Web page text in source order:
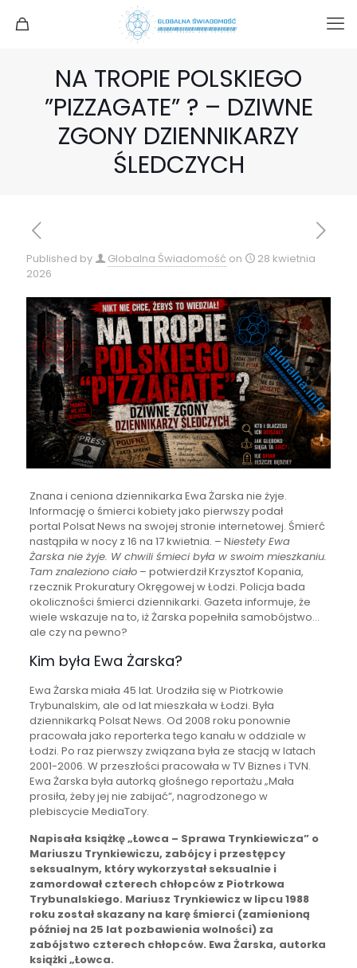
NA TROPIE POLSKIEGO
”PIZZAGATE” ? – DZIWNE
ZGONY DZIENNIKARZY
ŚLEDCZYCH
Published by Globalna Świadomość on
28 kwietnia
2026
Znana i ceniona dziennikarka Ewa Żarska nie żyje.
Informację o śmierci kobiety jako pierwszy podał
portal Polsat News na swojej stronie internetowej. Śmierć
nastąpiła w nocy z 16 na 17 kwietnia. – Niestety Ewa
Żarska nie żyje. W chwili śmieci była w swoim mieszkaniu.
Tam znaleziono ciało– potwierdził Krzysztof Kopania,
rzecznik Prokuratury Okręgowej w Łodzi. Policja bada
okoliczności śmierci dziennikarki. Gazeta informuje, że
wiele wskazuje na to, iż Żarska popełniła samobójstwo…
ale czy na pewno?
Kim była Ewa Żarska?
Ewa Żarska miała 45 lat. Urodziła się w Piotrkowie
Trybunalskim, ale od lat mieszkała w Łodzi. Była
dziennikarką Polsat News. Od 2008 roku ponownie
pracowała jako reporterka tego kanału w oddziale w
Łodzi. Po raz pierwszy związana była ze stacją w latach
2001-2006. W przeszłości pracowała w TV Biznes i TVN.
Ewa Żarska była autorką głośnego reportażu „Mała
prosiła, żeby jej nie zabijać”, nagrodzonego w
plebiscycie MediaTory.
Napisała książkę „Łowca – Sprawa Trynkiewicza” o
Mariuszu Trynkiewiczu, zabójcy i przestępcy
seksualnym, który wykorzystał seksualnie i
zamordował czterech chłopców z Piotrkowa
Trybunalskiego. Mariusz Trynkiewicz w lipcu 1988
roku został skazany na karę śmierci (zamienioną
później na 25 lat pozbawienia wolności) za
zabójstwo czterech chłopców. Ewa Żarska, autorka
książki „Łowca.